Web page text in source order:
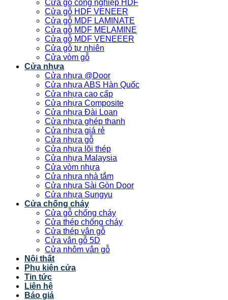
Cửa gỗ công nghiệp HDF
Cửa gỗ HDF VENEER
Cửa gỗ MDF LAMINATE
Cửa gỗ MDF MELAMINE
Cửa gỗ MDF VENEEER
Cửa gỗ tự nhiên
Cửa vòm gỗ
Cửa nhựa
Cửa nhựa @Door
Cửa nhựa ABS Hàn Quốc
Cửa nhựa cao cấp
Cửa nhựa Composite
Cửa nhựa Đài Loan
Cửa nhựa ghép thanh
Cửa nhựa giá rẻ
Cửa nhựa gỗ
Cửa nhựa lõi thép
Cửa nhựa Malaysia
Cửa vòm nhựa
Cửa nhựa nhà tắm
Cửa nhựa Sài Gòn Door
Cửa nhựa Sungyu
Cửa chống cháy
Cửa gỗ chống cháy
Cửa thép chống cháy
Cửa thép vân gỗ
Cửa vân gỗ 5D
Cửa nhôm vân gỗ
Nội thất
Phụ kiện cửa
Tin tức
Liên hệ
Báo giá